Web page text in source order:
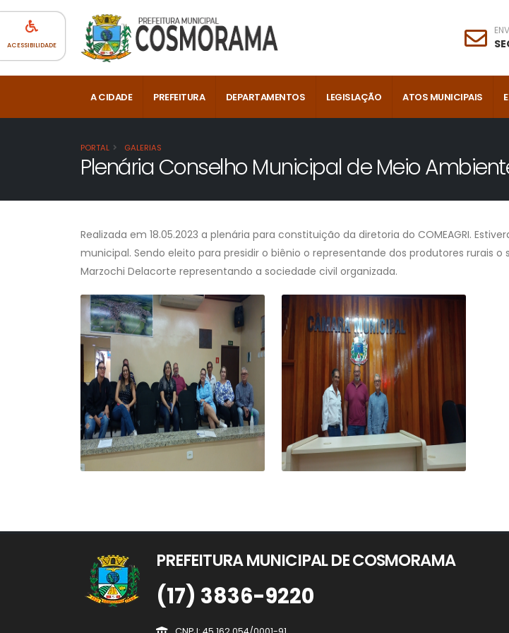
A CIDADE PREFEITURA DEPARTAMENTOS LEGISLAÇÃO ATOS MUNICIPAIS
PORTAL GALERIAS
Plenária Conselho Municipal de Meio
Realizada em 18.05.2023 a plenária para constituição da diretoria do COMEAGRI.
municipal. Sendo eleito para presidir o biênio o representande dos produtores rurais
Marzochi Delacorte representando a sociedade civil organizada.
PREFEITURA MUNICIPAL DE COSMORAMA
(17) 3836-9220
ACESSIBILIDADE